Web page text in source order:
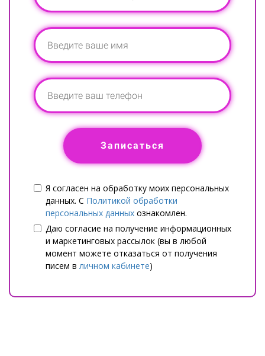
Записаться
Я согласен на обработку моих персональных
данных. С Политикой обработки
персональных данных ознакомлен.
Даю согласие на получение информационных
и маркетинговых рассылок (вы в любой
момент можете отказаться от получения
писем в личном кабинете)